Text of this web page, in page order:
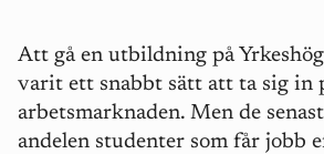
Att gå en utbildning på
varit ett snabbt sätt att ta sig in
arbetsmarknaden. Men de
andelen studenter som får jobb